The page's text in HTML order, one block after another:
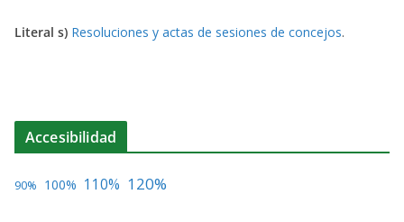
Literal s) Resoluciones y actas de sesiones de concejos.
Accesibilidad
90% 100% 110% 120%